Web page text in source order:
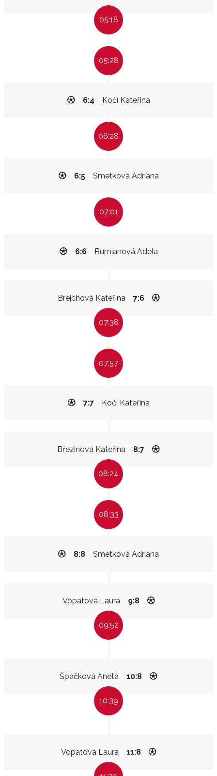
05:18
05:28
Kočí Kateřina
6:4
06:28
Smetková Adriana
6:5
07:01
Rumianová Adéla
6:6
Brejchová Kateřina 7:6
07:38
07:57
Kočí Kateřina
7:7
Březinová Kateřina 8:7
08:24
08:33
Smetková Adriana
8:8
Vopatová Laura 9:8
09:52
Špačková Aneta 10:8
10:39
Vopatová Laura 11:8